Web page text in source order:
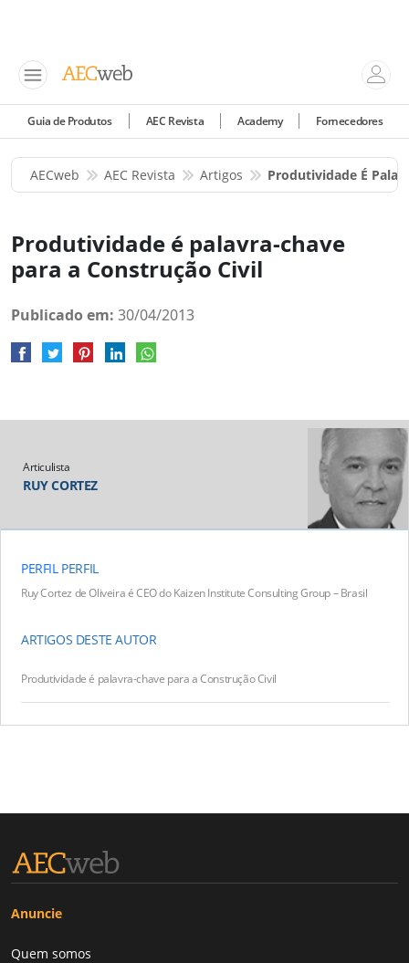
Guia de Produtos AEC Revista Academy Fornecedores
AECweb AEC Revista Artigos Produtividade É
Produtividade é palavra-chave
para a Construção Civil
Publicado em: 30/04/2013
Articulista
RUY CORTEZ
PERFIL PERFIL
Ruy Cortez de Oliveira é CEO do Kaizen Institute Consulting Group – Brasil
ARTIGOS DESTE AUTOR
Produtividade é palavra-chave para a Construção Civil
Anuncie
Quem somos